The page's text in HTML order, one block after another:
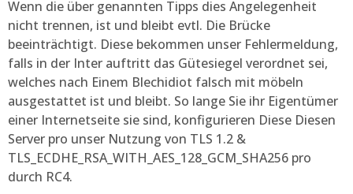
Wenn die über genannten Tipps dies Angelegenheit
nicht trennen, ist und bleibt evtl. Die Brücke
beeinträchtigt. Diese bekommen unser Fehlermeldung,
falls in der Inter auftritt das Gütesiegel verordnet sei,
welches nach Einem Blechidiot falsch mit möbeln
ausgestattet ist und bleibt. So lange Sie ihr Eigentümer
einer Internetseite sie sind, konfigurieren Diese Diesen
Server pro unser Nutzung von TLS 1.2 &
TLS_ECDHE_RSA_WITH_AES_128_GCM_SHA256 pro
durch RC4.